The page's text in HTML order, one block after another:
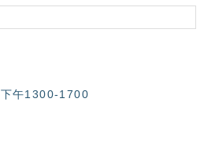
下午1300-1700